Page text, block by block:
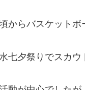
からバスケットボ
七夕祭りでスカ